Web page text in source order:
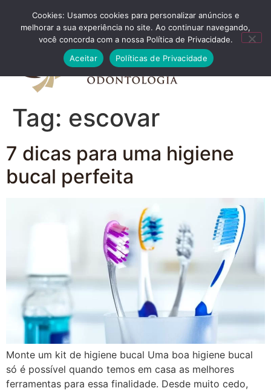
FALE CONOSCO
Tag: escovar
7 dicas para uma higiene
bucal perfeita
Monte um kit de higiene bucal Uma boa higiene bucal
só é possível quando temos em casa as melhores
ferramentas para essa finalidade. Desde muito cedo,
Cookies: Usamos cookies para personalizar anúncios e
melhorar a sua experiência no site. Ao continuar navegando,
você concorda com a nossa Política de Privacidade.
Aceitar
Políticas de Privacidade